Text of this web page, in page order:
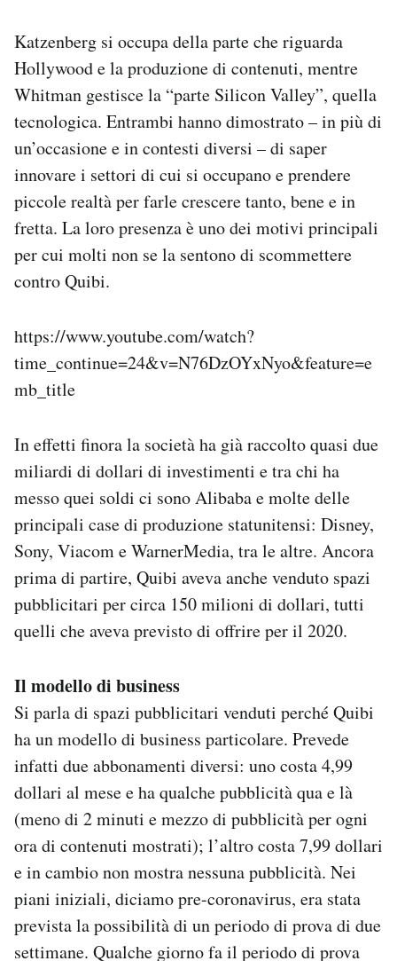
Katzenberg si occupa della parte che riguarda
Hollywood e la produzione di contenuti, mentre
Whitman gestisce la “parte Silicon Valley”, quella
tecnologica. Entrambi hanno dimostrato – in più di
un’occasione e in contesti diversi – di saper
innovare i settori di cui si occupano e prendere
piccole realtà per farle crescere tanto, bene e in
fretta. La loro presenza è uno dei motivi principali
per cui molti non se la sentono di scommettere
contro Quibi.
https://www.youtube.com/watch?
time_continue=24&v=N76DzOYxNyo&feature=e
mb_title
In effetti finora la società ha già raccolto quasi due
miliardi di dollari di investimenti e tra chi ha
messo quei soldi ci sono Alibaba e molte delle
principali case di produzione statunitensi: Disney,
Sony, Viacom e WarnerMedia, tra le altre. Ancora
prima di partire, Quibi aveva anche venduto spazi
pubblicitari per circa 150 milioni di dollari, tutti
quelli che aveva previsto di offrire per il 2020.
Il modello di business
Si parla di spazi pubblicitari venduti perché Quibi
ha un modello di business particolare. Prevede
infatti due abbonamenti diversi: uno costa 4,99
dollari al mese e ha qualche pubblicità qua e là
(meno di 2 minuti e mezzo di pubblicità per ogni
ora di contenuti mostrati); l’altro costa 7,99 dollari
e in cambio non mostra nessuna pubblicità. Nei
piani iniziali, diciamo pre-coronavirus, era stata
prevista la possibilità di un periodo di prova di due
settimane. Qualche giorno fa il periodo di prova